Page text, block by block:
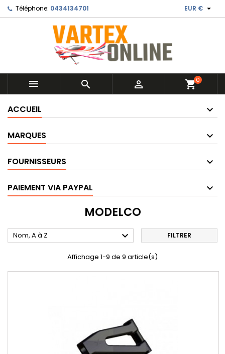
Téléphone: 0434134701 EUR € 
   shopping_cart0
ACCUEIL
MARQUES
FOURNISSEURS
PAIEMENT VIA PAYPAL
MODELCO
Nom, A à Z  FILTRER
Affichage 1-9 de 9 article(s)